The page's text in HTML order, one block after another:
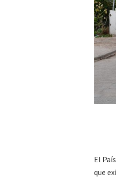
El
que